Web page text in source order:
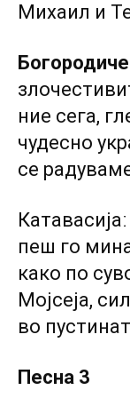
Михаил и
ние сега,
чудесно
се
пеш го
како по
Мојсеја,
во
Песна 3